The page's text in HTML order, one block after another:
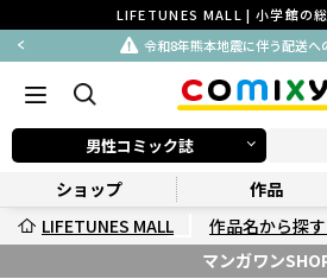
LIFETUNES MALL | 小学館の
令和8年熊本地震に伴う配送へ
男性コミック誌
ショップ 作品
LIFETUNES MALL
作品名から探
マンガワン